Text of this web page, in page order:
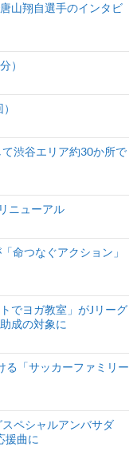
山翔自選手のインタビ
）
渋谷エリア約30か所で
ニューアル
命つなぐアクション」
でヨガ教室」がJリーグ
成の対象に
る「サッカーファミリー
ペシャルアンバサダ
援曲に